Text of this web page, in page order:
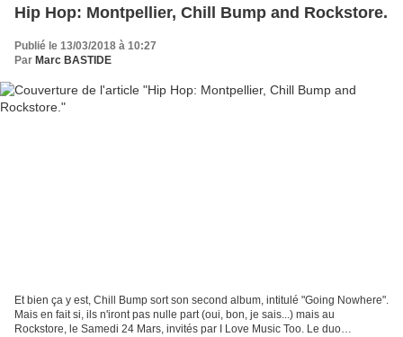
Hip Hop: Montpellier, Chill Bump and Rockstore.
Publié le 13/03/2018 à 10:27
Par Marc BASTIDE
Et bien ça y est, Chill Bump sort son second album, intitulé "Going Nowhere".
Mais en fait si, ils n'iront pas nulle part (oui, bon, je sais...) mais au
Rockstore, le Samedi 24 Mars, invités par I Love Music Too. Le duo